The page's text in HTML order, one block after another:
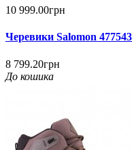
10 999.00грн
Черевики Salomon
8 799.20грн
До кошика